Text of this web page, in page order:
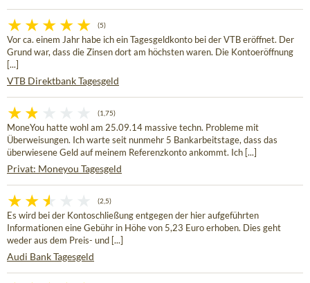
(5)
Vor ca. einem Jahr habe ich ein Tagesgeldkonto bei der VTB eröffnet. Der
Grund war, dass die Zinsen dort am höchsten waren. Die Kontoeröffnung
[...]
VTB Direktbank Tagesgeld
(1,75)
MoneYou hatte wohl am 25.09.14 massive techn. Probleme mit
Überweisungen. Ich warte seit nunmehr 5 Bankarbeitstage, dass das
überwiesene Geld auf meinem Referenzkonto ankommt. Ich [...]
Privat: Moneyou Tagesgeld
(2,5)
Es wird bei der Kontoschließung entgegen der hier aufgeführten
Informationen eine Gebühr in Höhe von 5,23 Euro erhoben. Dies geht
weder aus dem Preis- und [...]
Audi Bank Tagesgeld